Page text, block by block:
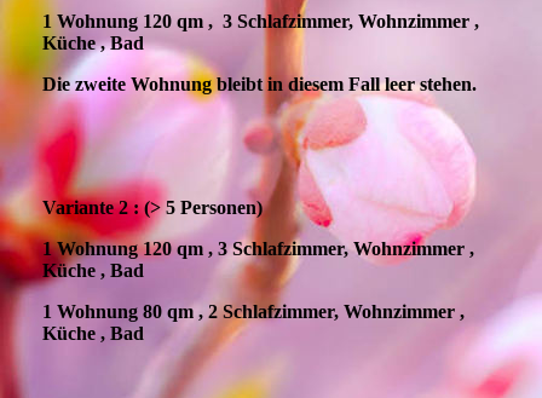
1 Wohnung 120 qm , 3 Schlafzimmer, Wohnzimmer ,
Küche , Bad
Die zweite Wohnung bleibt in diesem Fall leer stehen.
Variante 2 : (> 5 Personen)
1 Wohnung 120 qm , 3 Schlafzimmer, Wohnzimmer ,
Küche , Bad
1 Wohnung 80 qm , 2 Schlafzimmer, Wohnzimmer ,
Küche , Bad